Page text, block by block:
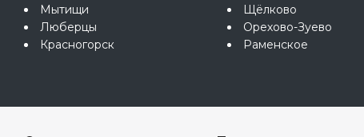
Мытищи
Люберцы
Красногорск
Щёлково
Орехово-Зуево
Раменское